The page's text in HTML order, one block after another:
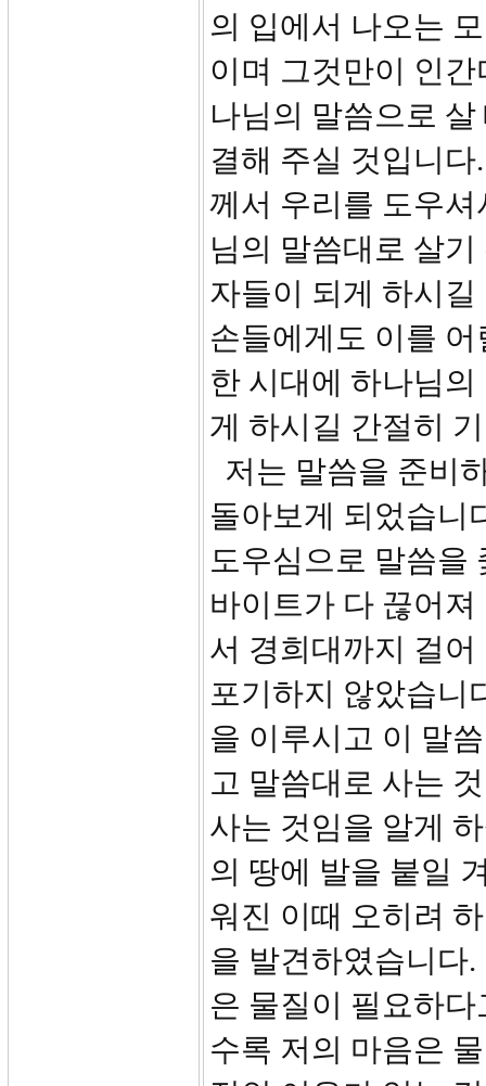
의 입에서 나오는
이며 그것만이 인
나님의 말씀으로
결해 주실 것입니
께서 우리를 도우
님의 말씀대로 살
자들이 되게 하시
손들에게도 이를
한 시대에 하나님
게 하시길 간절히
저는 말씀을 준비
돌아보게 되었습니
도우심으로 말씀을
바이트가 다 끊어
서 경희대까지 걸
포기하지 않았습니
을 이루시고 이 말
고 말씀대로 사는
사는 것임을 알게
의 땅에 발을 붙일
워진 이때 오히려
을 발견하였습니다
은 물질이 필요하
수록 저의 마음은